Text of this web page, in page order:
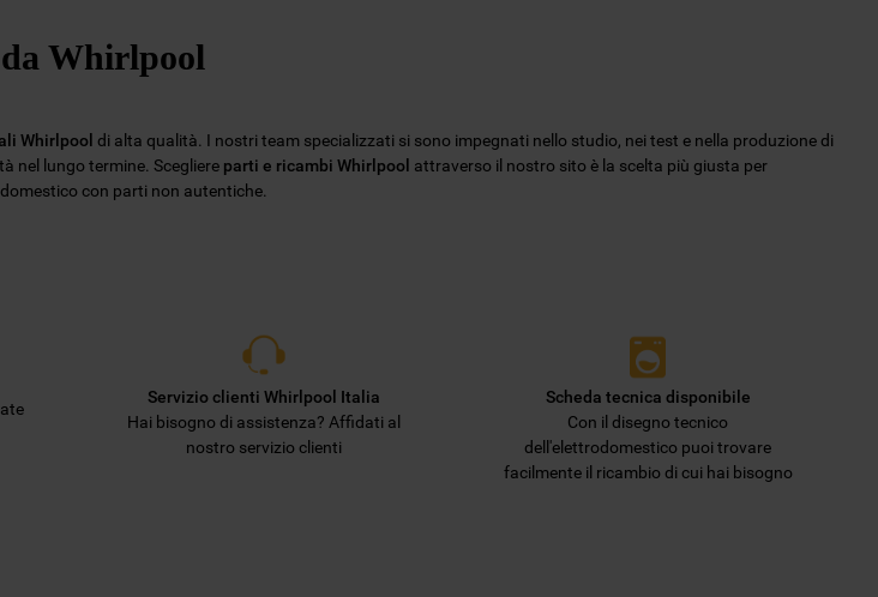
Whirlpool
Whirlpool di alta qualità. I nostri team specializzati si sono impegnati nello studio, nei test e nella produzione di
nel lungo termine. Scegliere parti e ricambi Whirlpool attraverso il nostro sito è la scelta più giusta per
con parti non autentiche.
Servizio clienti Whirlpool Italia
Hai bisogno di assistenza? Affidati al
nostro servizio clienti
Scheda tecnica disponibile
Con il disegno tecnico
dell'elettrodomestico puoi trovare
facilmente il ricambio di cui hai bisogno
“X” in alto a destra,
le impostazioni
cookie tecnici. Cliccando
TUTTI I COOKIES",
di tutti i nostri cookie
specifico le tue